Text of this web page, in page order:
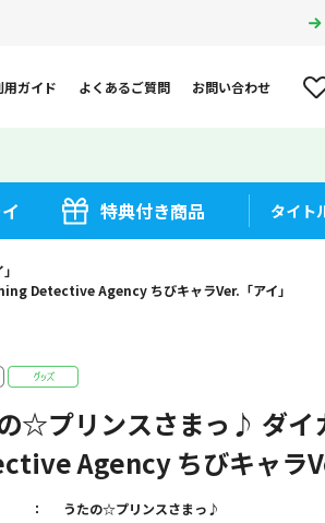
用ガイド よくあるご質問 お問い合わせ
特典付き商品 タイト
Detective Agency ちびキャラVer.「アイ」
☆プリンスさまっ♪ ダ
Agency ちびキャラ
うたの☆プリンスさまっ♪